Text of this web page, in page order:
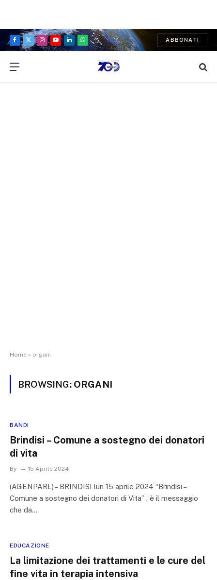
Facebook
X
Instagram
YouTubeLinkedInWhatsApp
ABBONATI
Home » organi
BROWSING: ORGANI
BANDI
Brindisi – Comune a sostegno dei donatori
di vita
By 15 Aprile 2024
(AGENPARL) – BRINDISI lun 15 aprile 2024 “Brindisi –
Comune a sostegno dei donatori di Vita” , è il messaggio
che da…
EDUCAZIONE
La limitazione dei trattamenti e le cure del
fine vita in terapia intensiva